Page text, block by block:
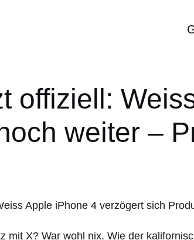
offiziell:
weiter –
mit X? War wohl nix. Wie der